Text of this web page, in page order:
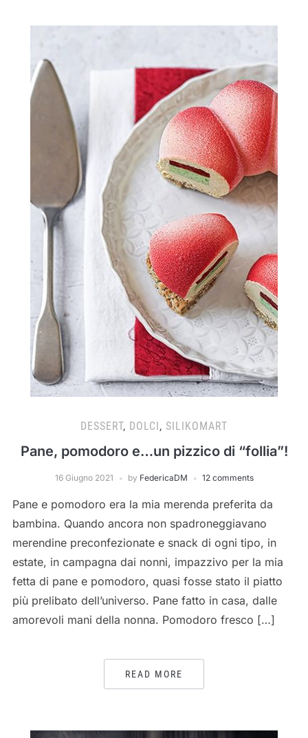
DESSERT, DOLCI, SILIKOMART
Pane, pomodoro e…un pizzico di “follia”!
16 Giugno 2021 by FedericaDM 12 comments
Pane e pomodoro era la mia merenda preferita da
bambina. Quando ancora non spadroneggiavano
merendine preconfezionate e snack di ogni tipo, in
estate, in campagna dai nonni, impazzivo per la mia
fetta di pane e pomodoro, quasi fosse stato il piatto
più prelibato dell’universo. Pane fatto in casa, dalle
amorevoli mani della nonna. Pomodoro fresco […]
READ MORE